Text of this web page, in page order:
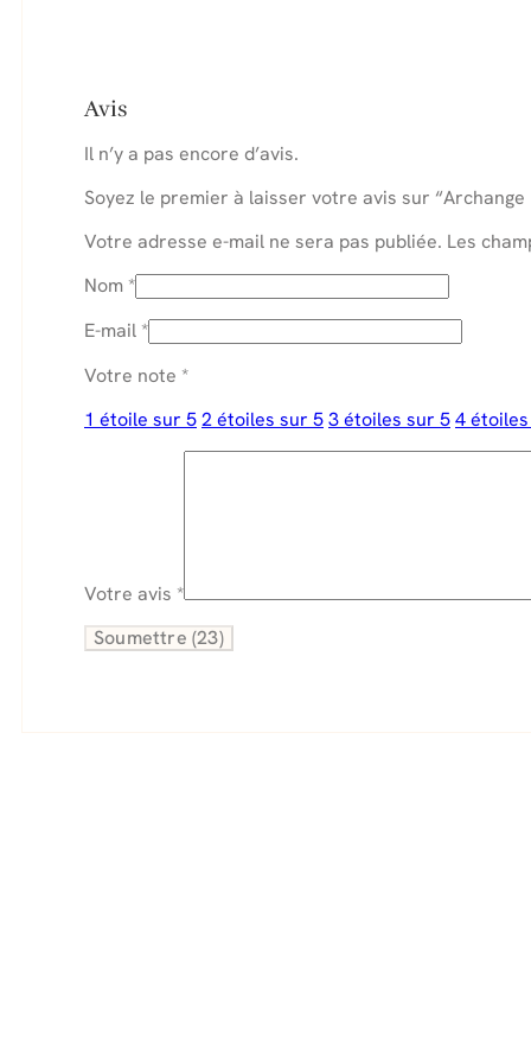
Avis
Il n’y a pas encore d’avis.
Soyez le premier à laisser votre avis sur “Archange
Votre adresse e-mail ne sera pas publiée. Les
Nom*
E-mail*
Votre note *
1 étoile sur 52 étoiles sur 53 étoiles sur 54
Votre avis *